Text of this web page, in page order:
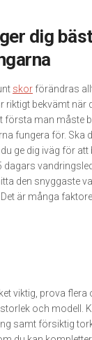
dig
skor förändras
riktigt bekvämt när
första man måste
fungera för. Ska
ge dig iväg för
dagars
den snyggaste
är många
viktig, prova flera
och modell.
samt försiktig